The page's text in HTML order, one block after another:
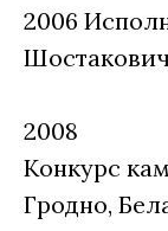
2006
2008
Конкурс
Гродно,